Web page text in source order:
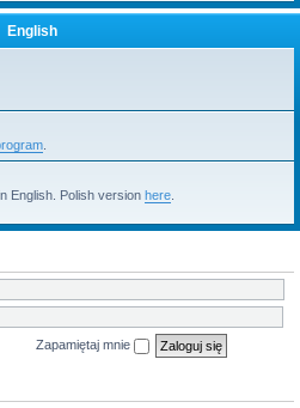
English
in English. Polish version here
Zapamiętaj mnie